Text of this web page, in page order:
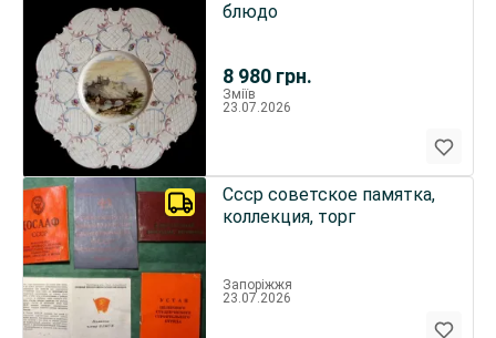
8 980 грн.
блюдо
Зміїв
23.07.2026
Ссср советское памятка,
коллекция, торг
Запоріжжя
23.07.2026